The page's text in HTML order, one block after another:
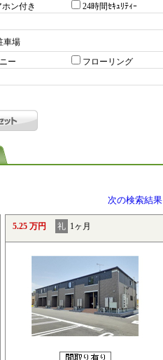
ン付き
24時間ｾｷｭﾘﾃｨｰ
車場
ー
フローリング
次の検索結果
5.25 万円 礼 1ヶ月